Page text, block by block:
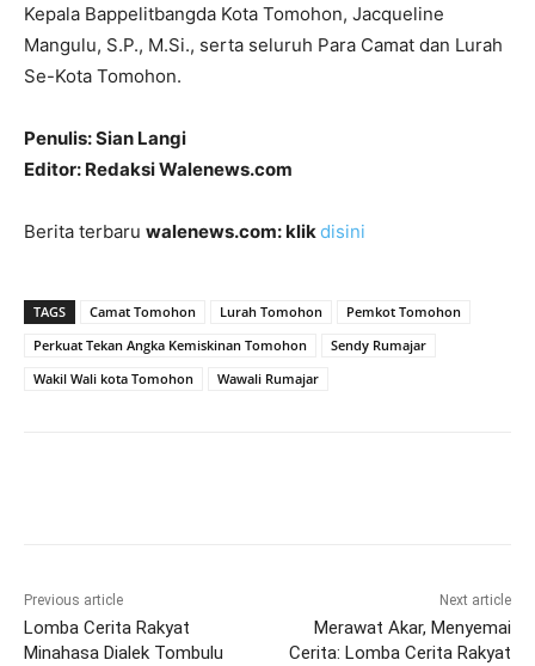
Kepala Bappelitbangda Kota Tomohon, Jacqueline
Mangulu, S.P., M.Si., serta seluruh Para Camat dan Lurah
Se-Kota Tomohon.
Penulis: Sian Langi
Editor: Redaksi Walenews.com
Berita terbaru walenews.com: klik disini
TAGS Camat Tomohon Lurah Tomohon
Pemkot Tomohon
Perkuat Tekan Angka Kemiskinan Tomohon
Sendy Rumajar
Wakil Wali kota Tomohon
Wawali Rumajar
Previous article
Lomba Cerita Rakyat
Minahasa Dialek Tombulu
Next article
Merawat Akar, Menyemai
Cerita: Lomba Cerita Rakyat